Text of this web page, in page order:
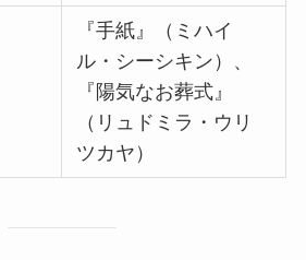
『手紙』（ミハイ
ル・シーシキン）、
『陽気なお葬式』
（リュドミラ・ウリ
ツカヤ）